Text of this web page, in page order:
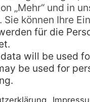
in unseren
über
bei den vielen